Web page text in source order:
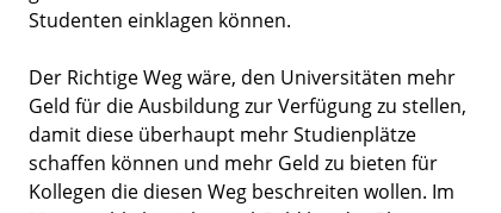
Studenten einklagen können.
Der Richtige Weg wäre, den Universitäten mehr
Geld für die Ausbildung zur Verfügung zu stellen,
damit diese überhaupt mehr Studienplätze
schaffen können und mehr Geld zu bieten für
Kollegen die diesen Weg beschreiten wollen. Im